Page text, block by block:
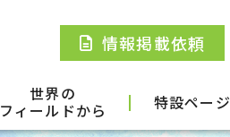
情報掲載依頼
世界の
フィールドから 特設ページ